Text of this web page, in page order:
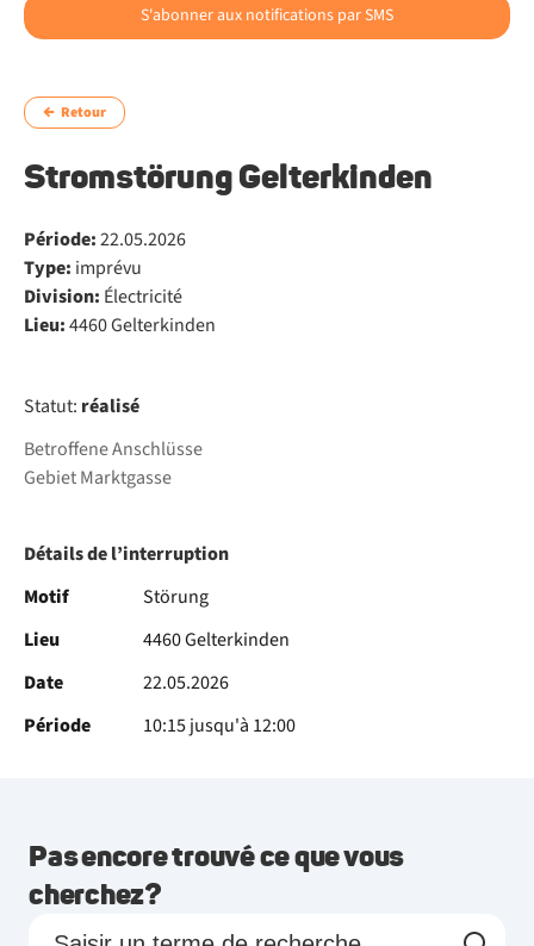
S'abonner aux notifications par SMS
Retour
Stromstörung Gelterkinden
Période:22.05.2026
Type: imprévu
Division: Électricité
Lieu:4460 Gelterkinden
Statut: réalisé
Betroffene Anschlüsse
Gebiet Marktgasse
Détails de l’interruption
Motif
Störung
Lieu
4460 Gelterkinden
Date
22.05.2026
Période
10:15 jusqu'à 12:00
Pas encore trouvé ce que vous
cherchez?